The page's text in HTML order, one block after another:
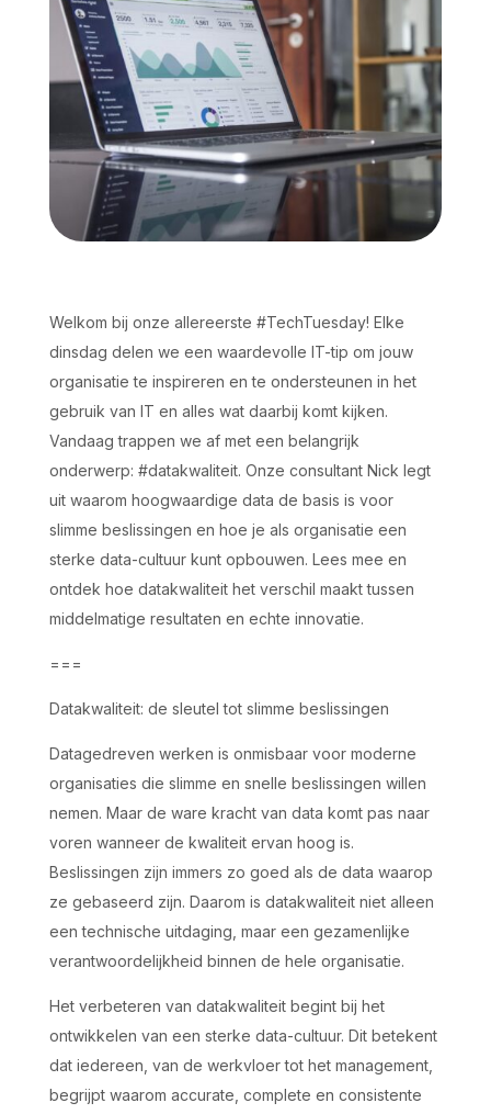
Welkom bij onze allereerste #TechTuesday! Elke
dinsdag delen we een waardevolle IT-tip om jouw
organisatie te inspireren en te ondersteunen in het
gebruik van IT en alles wat daarbij komt kijken.
Vandaag trappen we af met een belangrijk
onderwerp: #datakwaliteit. Onze consultant Nick legt
uit waarom hoogwaardige data de basis is voor
slimme beslissingen en hoe je als organisatie een
sterke data-cultuur kunt opbouwen. Lees mee en
ontdek hoe datakwaliteit het verschil maakt tussen
middelmatige resultaten en echte innovatie.
===
Datakwaliteit: de sleutel tot slimme beslissingen
Datagedreven werken is onmisbaar voor moderne
organisaties die slimme en snelle beslissingen willen
nemen. Maar de ware kracht van data komt pas naar
voren wanneer de kwaliteit ervan hoog is.
Beslissingen zijn immers zo goed als de data waarop
ze gebaseerd zijn. Daarom is datakwaliteit niet alleen
een technische uitdaging, maar een gezamenlijke
verantwoordelijkheid binnen de hele organisatie.
Het verbeteren van datakwaliteit begint bij het
ontwikkelen van een sterke data-cultuur. Dit betekent
dat iedereen, van de werkvloer tot het management,
begrijpt waarom accurate, complete en consistente